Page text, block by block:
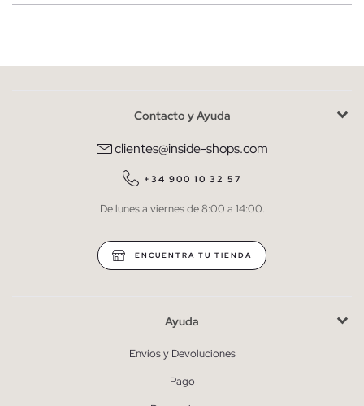
He leído y entiendo lapolítica de privacidad
QUIERO SUSCRIBIRME
* Puedes cancelar la suscripción en cualquier momento.
Contacto y Ayuda
clientes@inside-shops.com
+34 900 10 32 57
De lunes a viernes de 8:00 a 14:00.
ENCUENTRA TU TIENDA
Ayuda
Envíos y Devoluciones
Pago